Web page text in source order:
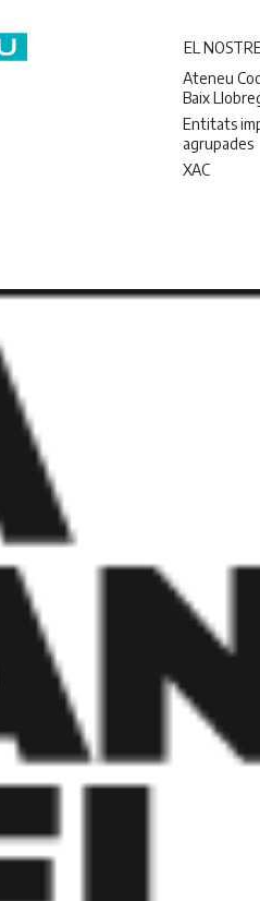
EL
Ateneu
Baix
Entitats
agrupades
XAC